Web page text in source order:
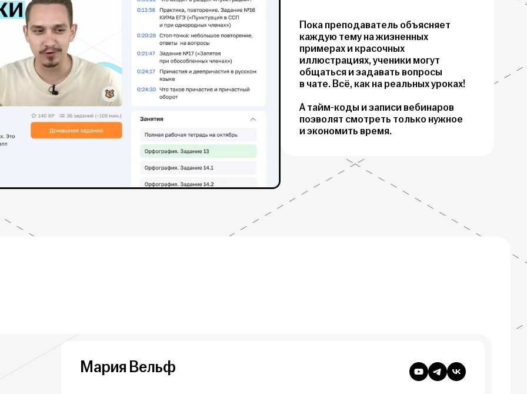
Пока преподаватель объясняет
каждую тему на жизненных
примерах и красочных
иллюстрациях, ученики могут
общаться и задавать вопросы
в чате. Всё, как на реальных уроках!
А тайм-коды и записи вебинаров
позволят смотреть только нужное
и экономить время.
Мария Вельф